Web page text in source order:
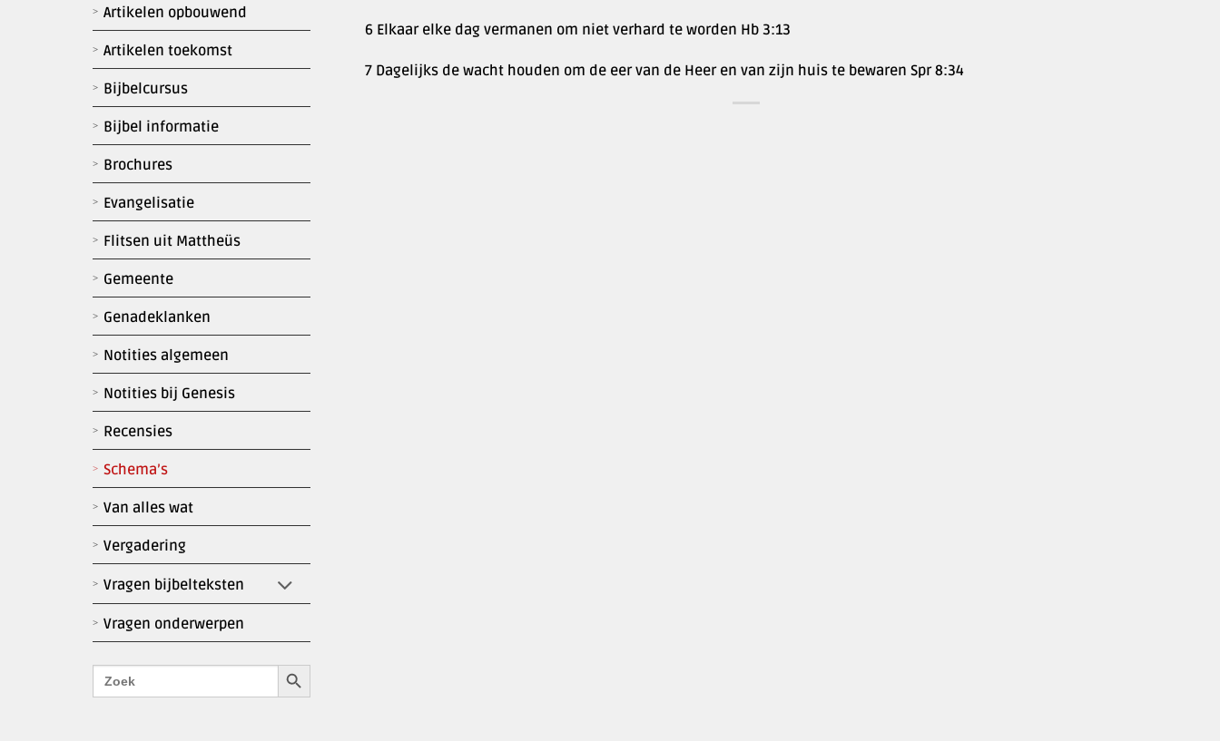
Artikelen opbouwend
Artikelen toekomst
Bijbelcursus
Bijbel informatie
Brochures
Evangelisatie
Flitsen uit Mattheüs
Gemeente
Genadeklanken
Notities algemeen
Notities bij Genesis
Recensies
Schema’s
Van alles wat
Vergadering
Vragen bijbelteksten
Vragen onderwerpen
Zoek
naar:
Zoekknop
6 Elkaar elke dag vermanen om niet verhard te worden Hb 3:13
7 Dagelijks de wacht houden om de eer van de Heer en van zijn huis te bewaren Spr 8:34